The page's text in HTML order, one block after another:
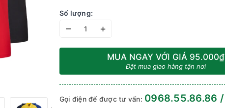
Số lượng:
– +
MUA NGAY VỚI GIÁ 95.000₫
Đặt mua giao hàng tận nơi
Gọi điện để được tư vấn: 0968.55.86.86 /